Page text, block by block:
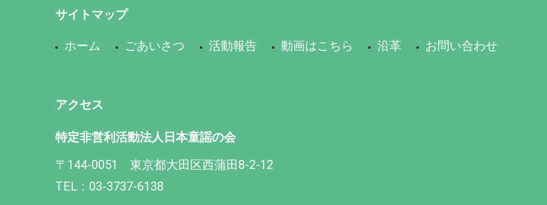
サイトマップ
ホーム ごあいさつ 活動報告 動画はこちら 沿革 お問い合わせ
アクセス
特定非営利活動法人日本童謡の会
〒144-0051 東京都大田区西蒲田8-2-12
TEL：03-3737-6138